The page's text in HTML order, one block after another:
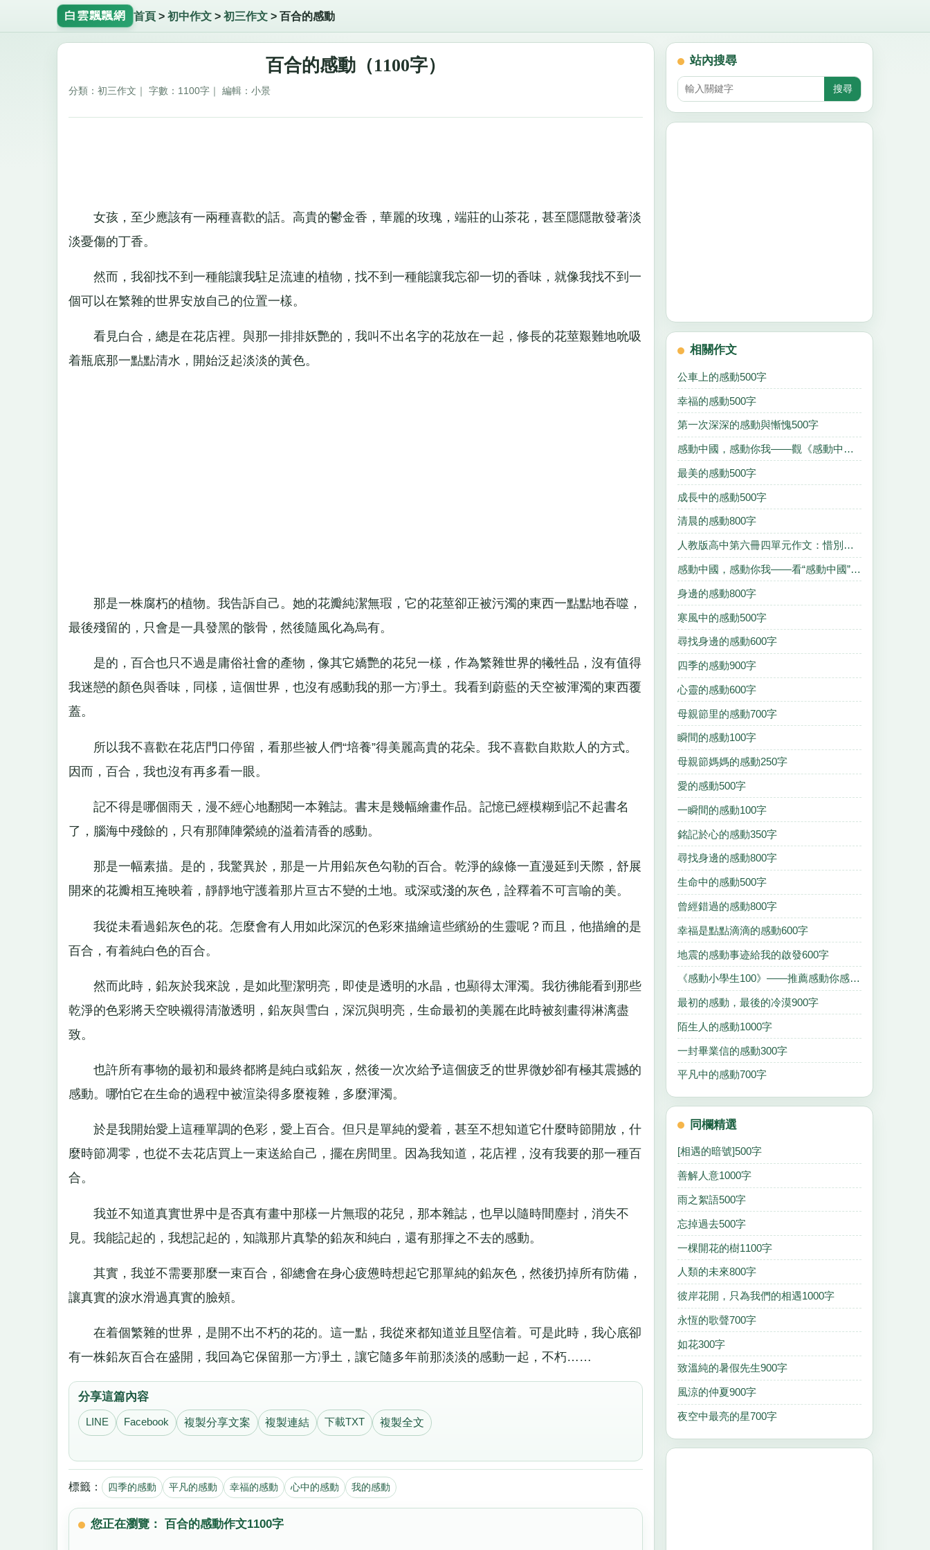
白雲飄飄網 首頁> 初中作文> 初三作文> 百合的感動
百合的感動（1100字）
分類：初三作文｜ 字數：1100字｜ 編輯：小景
女孩，至少應該有一兩種喜歡的話。高貴的鬱金香，華麗的玫瑰，端莊的山茶花，甚至隱隱散發著淡
淡憂傷的丁香。
然而，我卻找不到一種能讓我駐足流連的植物，找不到一種能讓我忘卻一切的香味，就像我找不到一
個可以在繁雜的世界安放自己的位置一樣。
看見白合，總是在花店裡。與那一排排妖艷的，我叫不出名字的花放在一起，修長的花莖艱難地吮吸
着瓶底那一點點清水，開始泛起淡淡的黃色。
那是一株腐朽的植物。我告訴自己。她的花瓣純潔無瑕，它的花莖卻正被污濁的東西一點點地吞噬，
最後殘留的，只會是一具發黑的骸骨，然後隨風化為烏有。
是的，百合也只不過是庸俗社會的產物，像其它嬌艷的花兒一樣，作為繁雜世界的犧牲品，沒有值得
我迷戀的顏色與香味，同樣，這個世界，也沒有感動我的那一方凈土。我看到蔚藍的天空被渾濁的東西覆
蓋。
所以我不喜歡在花店門口停留，看那些被人們“培養”得美麗高貴的花朵。我不喜歡自欺欺人的方式。
因而，百合，我也沒有再多看一眼。
記不得是哪個雨天，漫不經心地翻閱一本雜誌。書末是幾幅繪畫作品。記憶已經模糊到記不起書名
了，腦海中殘餘的，只有那陣陣縈繞的溢着清香的感動。
那是一幅素描。是的，我驚異於，那是一片用鉛灰色勾勒的百合。乾淨的線條一直漫延到天際，舒展
開來的花瓣相互掩映着，靜靜地守護着那片亘古不變的土地。或深或淺的灰色，詮釋着不可言喻的美。
我從未看過鉛灰色的花。怎麼會有人用如此深沉的色彩來描繪這些繽紛的生靈呢？而且，他描繪的是
百合，有着純白色的百合。
然而此時，鉛灰於我來說，是如此聖潔明亮，即使是透明的水晶，也顯得太渾濁。我彷彿能看到那些
乾淨的色彩將天空映襯得清澈透明，鉛灰與雪白，深沉與明亮，生命最初的美麗在此時被刻畫得淋漓盡
致。
也許所有事物的最初和最終都將是純白或鉛灰，然後一次次給予這個疲乏的世界微妙卻有極其震撼的
感動。哪怕它在生命的過程中被渲染得多麼複雜，多麼渾濁。
於是我開始愛上這種單調的色彩，愛上百合。但只是單純的愛着，甚至不想知道它什麼時節開放，什
麼時節凋零，也從不去花店買上一束送給自己，擺在房間里。因為我知道，花店裡，沒有我要的那一種百
合。
我並不知道真實世界中是否真有畫中那樣一片無瑕的花兒，那本雜誌，也早以隨時間塵封，消失不
見。我能記起的，我想記起的，知識那片真摯的鉛灰和純白，還有那揮之不去的感動。
其實，我並不需要那麼一束百合，卻總會在身心疲憊時想起它那單純的鉛灰色，然後扔掉所有防備，
讓真實的淚水滑過真實的臉頰。
在着個繁雜的世界，是開不出不朽的花的。這一點，我從來都知道並且堅信着。可是此時，我心底卻
有一株鉛灰百合在盛開，我回為它保留那一方凈土，讓它隨多年前那淡淡的感動一起，不朽……
分享這篇內容
LINE Facebook 複製分享文案 複製連結 下載TXT 複製全文
標籤： 四季的感動 平凡的感動 幸福的感動 心中的感動 我的感動
您正在瀏覽： 百合的感動作文1100字
站內搜尋
相關作文
公車上的感動500字
幸福的感動500字
第一次深深的感動與慚愧500字
感動中國，感動你我——觀《感動中國》有感900字
最美的感動500字
成長中的感動500字
清晨的感動800字
人教版高中第六冊四單元作文：惜別的感動——告別600字
感動中國，感動你我——看“感動中國”觀后感1000字
身邊的感動800字
寒風中的感動500字
尋找身邊的感動600字
四季的感動900字
心靈的感動600字
母親節里的感動700字
瞬間的感動100字
母親節媽媽的感動250字
愛的感動500字
一瞬間的感動100字
銘記於心的感動350字
尋找身邊的感動800字
生命中的感動500字
曾經錯過的感動800字
幸福是點點滴滴的感動600字
地震的感動事迹給我的啟發600字
《感動小學生100》——推薦感動你感動我700字
最初的感動，最後的冷漠900字
陌生人的感動1000字
一封畢業信的感動300字
平凡中的感動700字
同欄精選
[相遇的暗號]500字
善解人意1000字
雨之絮語500字
忘掉過去500字
一棵開花的樹1100字
人類的未來800字
彼岸花開，只為我們的相遇1000字
永恆的歌聲700字
如花300字
致溫純的暑假先生900字
風涼的仲夏900字
夜空中最亮的星700字